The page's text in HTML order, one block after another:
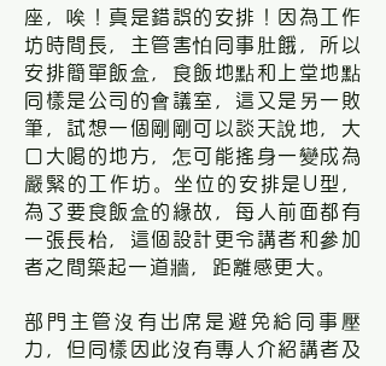
座，唉！真是錯誤的安排！因為工作
坊時間長，主管害怕同事肚餓，所以
安排簡單飯盒，食飯地點和上堂地點
同樣是公司的會議室，這又是另一敗
筆，試想一個剛剛可以談天說地，大
口大喝的地方，怎可能搖身一變成為
嚴緊的工作坊。坐位的安排是U型，
為了要食飯盒的緣故，每人前面都有
一張長枱，這個設計更令講者和參加
者之間築起一道牆，距離感更大。
部門主管沒有出席是避免給同事壓
力，但同樣因此沒有專人介紹講者及